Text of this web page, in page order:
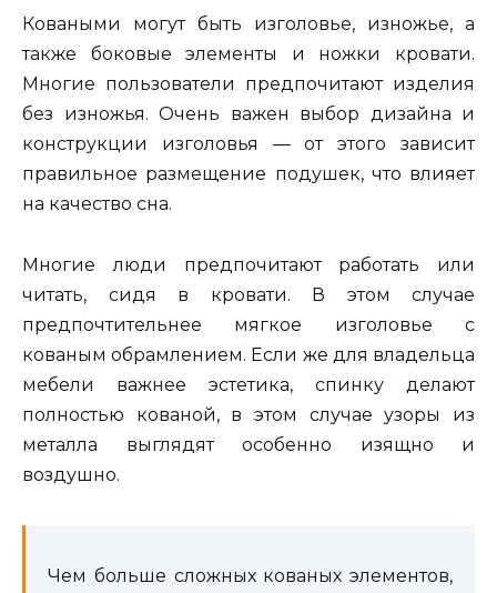
Коваными могут быть изголовье, изножье, а
также боковые элементы и ножки кровати.
Многие пользователи предпочитают изделия
без изножья. Очень важен выбор дизайна и
конструкции изголовья — от этого зависит
правильное размещение подушек, что влияет
на качество сна.
Многие люди предпочитают работать или
читать, сидя в кровати. В этом случае
предпочтительнее мягкое изголовье с
кованым обрамлением. Если же для владельца
мебели важнее эстетика, спинку делают
полностью кованой, в этом случае узоры из
металла выглядят особенно изящно и
воздушно.
Чем больше сложных кованых элементов,